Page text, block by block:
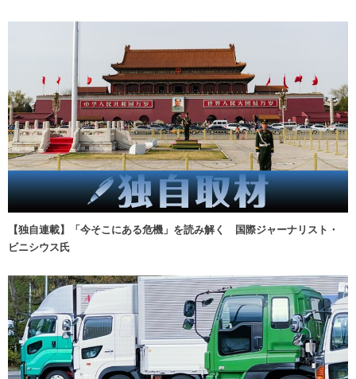
【独自連載】「今そこにある危機」を読み解く 国際ジャーナリスト・
ビニシウス氏